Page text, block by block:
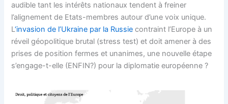
audible tant les intérêts nationaux tendent à freiner
l’alignement de Etats-membres autour d’une voix unique.
L‘invasion de l’Ukraine par la Russie contraint l’Europe à un
réveil géopolitique brutal (stress test) et doit amener à des
prises de position fermes et unanimes, une nouvelle étape
s’engage-t-elle (ENFIN?) pour la diplomatie européenne ?